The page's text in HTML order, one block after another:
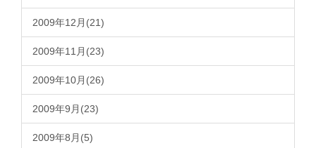
2009年12月(21)
2009年11月(23)
2009年10月(26)
2009年9月(23)
2009年8月(5)